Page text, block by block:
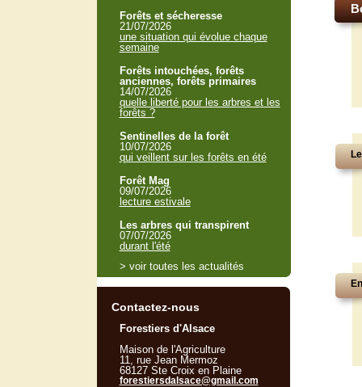
Forêts et sécheresse
21/07/2026
une situation qui évolue chaque
semaine
Forêts intouchées, forêts
anciennes, forêts primaires
14/07/2026
quelle liberté pour les arbres et les
forêts ?
Sentinelles de la forêt
10/07/2026
qui veillent sur les forêts en été
Forêt Mag
09/07/2026
lecture estivale
Les arbres qui transpirent
07/07/2026
durant l'été
> voir toutes les actualités
Contactez-nous
Forestiers d'Alsace
Maison de l'Agriculture
11, rue Jean Mermoz
68127 Ste Croix en Plaine
forestiersdalsace@gmail.com